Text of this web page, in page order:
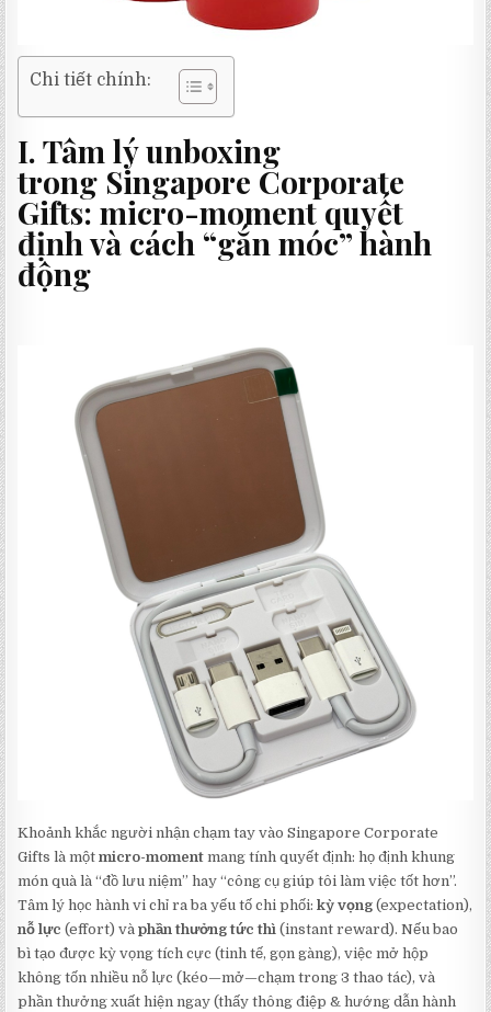
Chi tiết chính:
I. Tâm lý unboxing
trong Singapore Corporate
Gifts: micro-moment quyết
định và cách “gắn móc” hành
động
Khoảnh khắc người nhận chạm tay vào Singapore Corporate
Gifts là mộtmicro-moment mang tính quyết định: họ định khung
món quà là “đồ lưu niệm” hay “công cụ giúp tôi làm việc tốt hơn”.
Tâm lý học hành vi chỉ ra ba yếu tố chi phối:kỳ vọng (expectation),
nỗ lực (effort) vàphần thưởng tức thì (instant reward). Nếu bao
bì tạo được kỳ vọng tích cực (tinh tế, gọn gàng), việc mở hộp
không tốn nhiều nỗ lực (kéo—mở—chạm trong 3 thao tác), và
phần thưởng xuất hiện ngay (thấy thông điệp & hướng dẫn hành